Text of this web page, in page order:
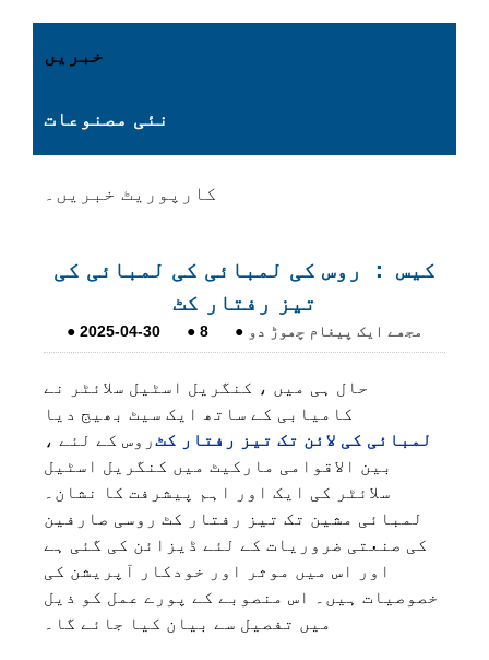
خبریں
نئی مصنوعات
کارپوریٹ خبریں۔
کیس ： روس کی لمبائی کی لمبائی کی
تیز رفتار کٹ
● 2025-04-30 ● 8 ● مجھے ایک پیغام چھوڑ دو
حال ہی میں ، کنگریل اسٹیل سلائٹر نے
کامیابی کے ساتھ ایک سیٹ بھیج دیا
لمبائی کی لائن تک تیز رفتار کٹروس کے لئے ،
بین الاقوامی مارکیٹ میں کنگریل اسٹیل
سلائٹر کی ایک اور اہم پیشرفت کا نشان۔
لمبائی مشین تک تیز رفتار کٹ روسی صارفین
کی صنعتی ضروریات کے لئے ڈیزائن کی گئی ہے
اور اس میں موثر اور خودکار آپریشن کی
خصوصیات ہیں۔ اس منصوبے کے پورے عمل کو ذیل
میں تفصیل سے بیان کیا جائے گا۔